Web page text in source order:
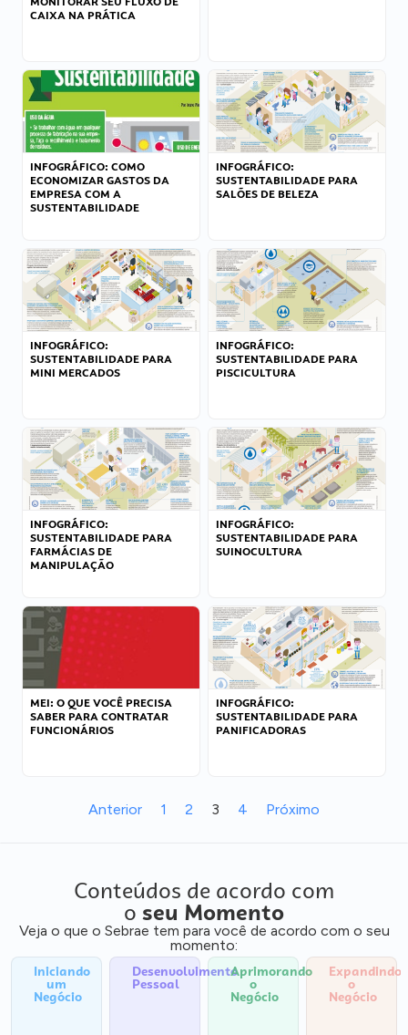
CAIXA NA PRÁTICA
INFOGRÁFICO: COMO
ECONOMIZAR GASTOS DA
EMPRESA COM A
SUSTENTABILIDADE
INFOGRÁFICO:
SUSTENTABILIDADE PARA
SALÕES DE BELEZA
INFOGRÁFICO:
SUSTENTABILIDADE PARA
MINI MERCADOS
INFOGRÁFICO:
SUSTENTABILIDADE PARA
PISCICULTURA
INFOGRÁFICO:
SUSTENTABILIDADE PARA
FARMÁCIAS DE
MANIPULAÇÃO
INFOGRÁFICO:
SUSTENTABILIDADE PARA
SUINOCULTURA
MEI: O QUE VOCÊ PRECISA
SABER PARA CONTRATAR
FUNCIONÁRIOS
INFOGRÁFICO:
SUSTENTABILIDADE PARA
PANIFICADORAS
Anterior 1 2 3 4 Próximo
Conteúdos de acordo com
o seu Momento
Veja o que o Sebrae tem para você de acordo com o seu
momento:
Iniciando
um
Negócio
Desenvolvimento
Pessoal
Aprimorando
o
Negócio
Expandindo
o
Negócio